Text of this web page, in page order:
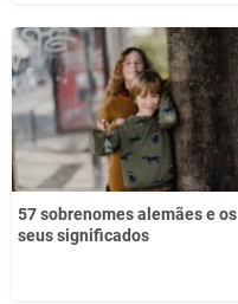
57 sobrenomes alemães e os
seus significados